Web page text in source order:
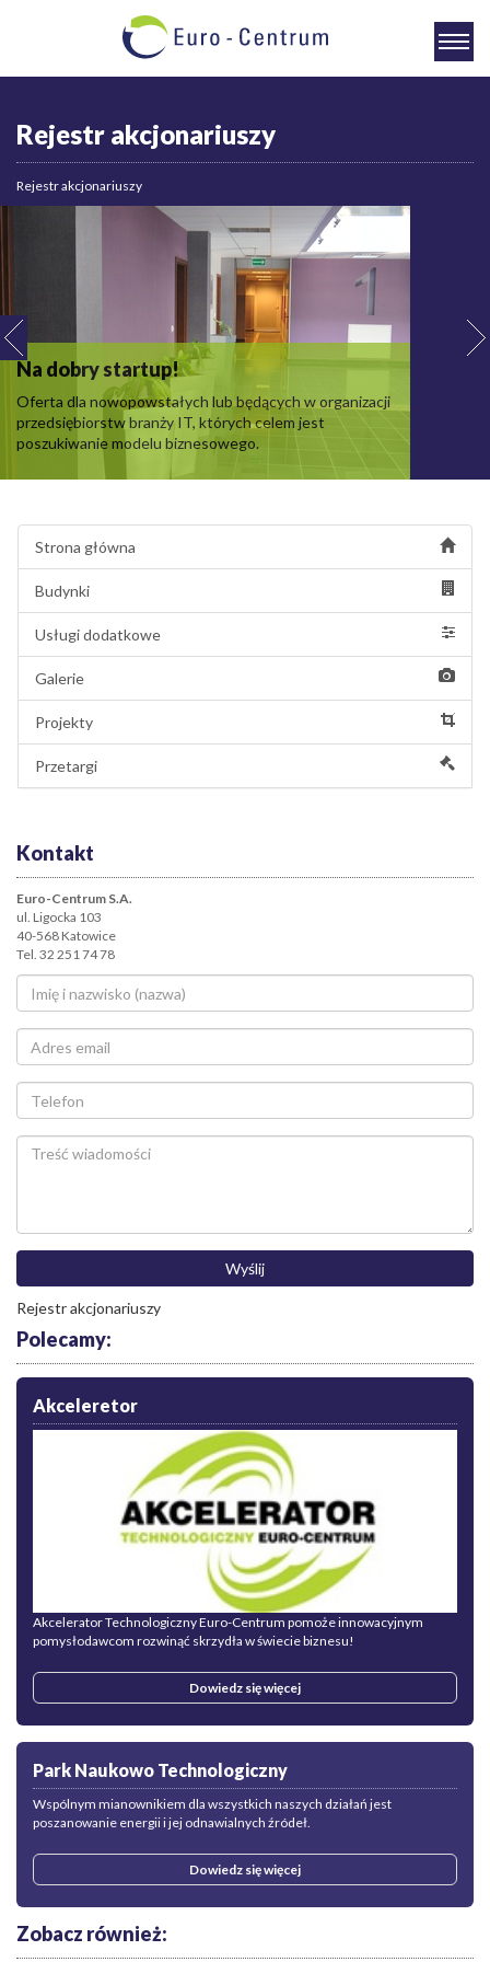
Rejestr akcjonariuszy
Rejestr akcjonariuszy
Na dobry startup!
Oferta dla nowopowstałych lub będących w organizacji
przedsiębiorstw branży IT, których celem jest
poszukiwanie modelu biznesowego.
Strona główna
Budynki
Usługi dodatkowe
Galerie
Projekty
Przetargi
Kontakt
Euro-Centrum S.A.
ul. Ligocka 103
40-568 Katowice
Tel. 32 251 74 78
Rejestr akcjonariuszy
Polecamy:
Akceleretor
Akcelerator Technologiczny Euro-Centrum pomoże innowacyjnym
pomysłodawcom rozwinąć skrzydła w świecie biznesu!
Dowiedz się więcej
Park Naukowo Technologiczny
Wspólnym mianownikiem dla wszystkich naszych działań jest
poszanowanie energii i jej odnawialnych źródeł.
Dowiedz się więcej
Zobacz również: